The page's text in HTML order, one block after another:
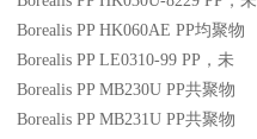
Borealis PP HK060AE PP均聚物
Borealis PP LE0310-99 PP ，未
Borealis PP MB230U PP共聚物
Borealis PP MB231U PP共聚物